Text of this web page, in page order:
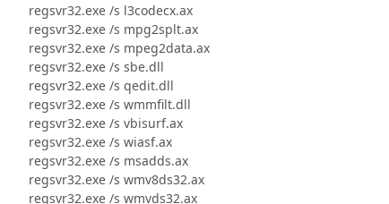
regsvr32.exe /s l3codecx.ax
regsvr32.exe /s mpg2splt.ax
regsvr32.exe /s mpeg2data.ax
regsvr32.exe /s sbe.dll
regsvr32.exe /s qedit.dll
regsvr32.exe /s wmmfilt.dll
regsvr32.exe /s vbisurf.ax
regsvr32.exe /s wiasf.ax
regsvr32.exe /s msadds.ax
regsvr32.exe /s wmv8ds32.ax
regsvr32.exe /s wmvds32.ax